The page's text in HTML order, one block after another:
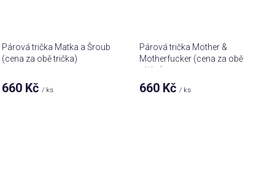
Párová trička Matka a Šroub
(cena za obě trička)
Průměrné
hodnocení
660 Kč / ks
Párová trička Mother &
Motherfucker (cena za obě
trička)
Průměrné
660 Kč / ks